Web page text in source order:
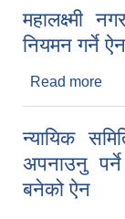
महालक्ष्मी
नियमन गर्ने ऐन
Read more
न्यायिक
अपनाउनु पर्ने
बनेको ऐन